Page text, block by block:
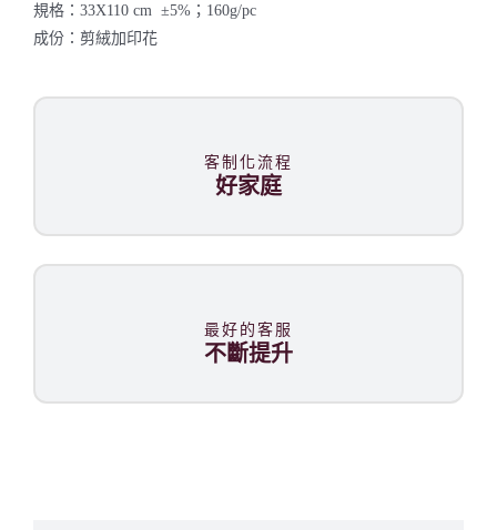
規格：33X110 cm ±5%；160g/pc
成份：剪絨加印花
客制化流程
好家庭
最好的客服
不斷提升